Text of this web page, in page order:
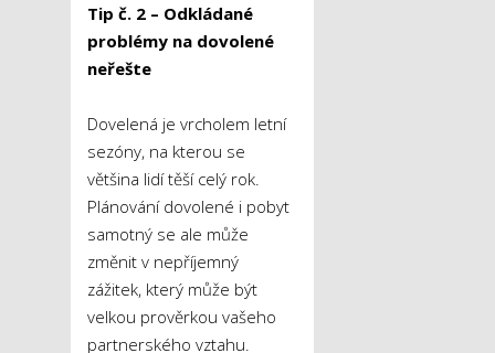
Tip č. 2 – Odkládané
problémy na dovolené
neřešte
Dovelená je vrcholem letní
sezóny, na kterou se
většina lidí těší celý rok.
Plánování dovolené i pobyt
samotný se ale může
změnit v nepříjemný
zážitek, který může být
velkou prověrkou vašeho
partnerského vztahu.